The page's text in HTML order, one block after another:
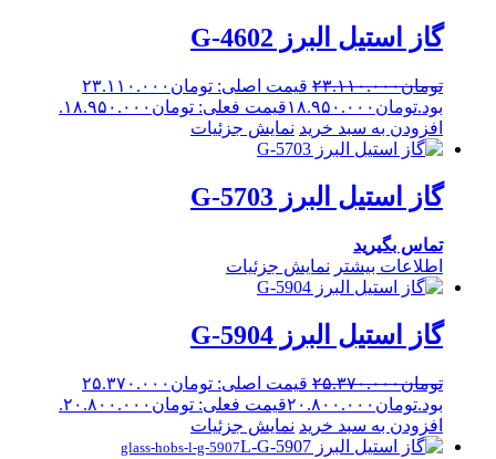
گاز استیل البرز G-4602
تومان۲۳.۱۱۰.۰۰۰
قیمت اصلی: تومان۲۳.۱۱۰.۰۰۰
تومان۱۸.۹۵۰.۰۰۰قیمت فعلی: تومان۱۸.۹۵۰.۰۰۰.
افزودن به سبد خرید نمایش جزئیات
گاز استیل البرز G-5703
تماس بگیرید
اطلاعات بیشتر نمایش جزئیات
گاز استیل البرز G-5904
تومان۲۵.۳۷۰.۰۰۰
قیمت اصلی: تومان۲۵.۳۷۰.۰۰۰
تومان۲۰.۸۰۰.۰۰۰ قیمت فعلی: تومان۲۰.۸۰۰.۰۰۰.
افزودن به سبد خرید نمایش جزئیات
glass-hobs-l-g-5907